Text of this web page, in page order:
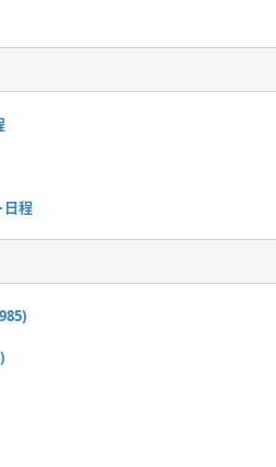
日程